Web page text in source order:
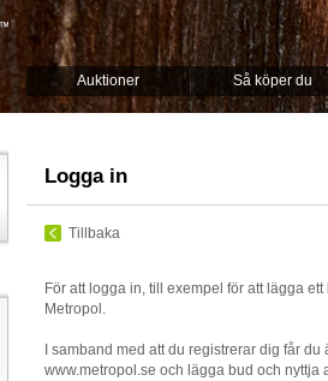
Auktioner Så köper du
Logga in
Tillbaka
För att logga in, till exempel för att lägga
Metropol.
I samband med att du registrerar dig får
www.metropol.se och lägga bud och nyttja